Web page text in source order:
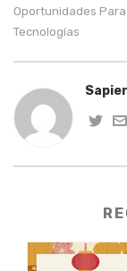
Oportunidades
Tecnologías